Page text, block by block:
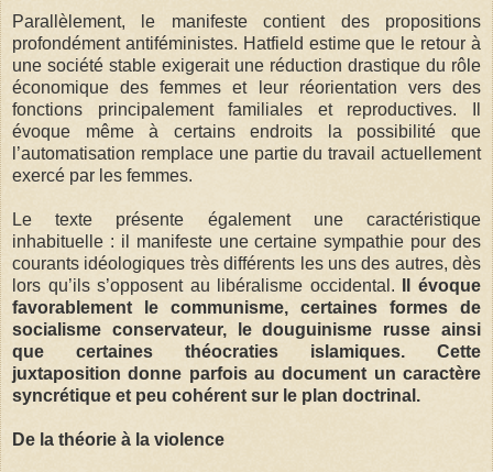
Parallèlement, le manifeste contient des propositions
profondément antiféministes. Hatfield estime que le retour à
une société stable exigerait une réduction drastique du rôle
économique des femmes et leur réorientation vers des
fonctions principalement familiales et reproductives. Il
évoque même à certains endroits la possibilité que
l’automatisation remplace une partie du travail actuellement
exercé par les femmes.
Le texte présente également une caractéristique
inhabituelle : il manifeste une certaine sympathie pour des
courants idéologiques très différents les uns des autres, dès
lors qu’ils s’opposent au libéralisme occidental.
Il évoque
favorablement le communisme, certaines formes de
socialisme conservateur, le douguinisme russe ainsi
que certaines théocraties islamiques. Cette
juxtaposition donne parfois au document un caractère
syncrétique et peu cohérent sur le plan doctrinal.
De la théorie à la violence